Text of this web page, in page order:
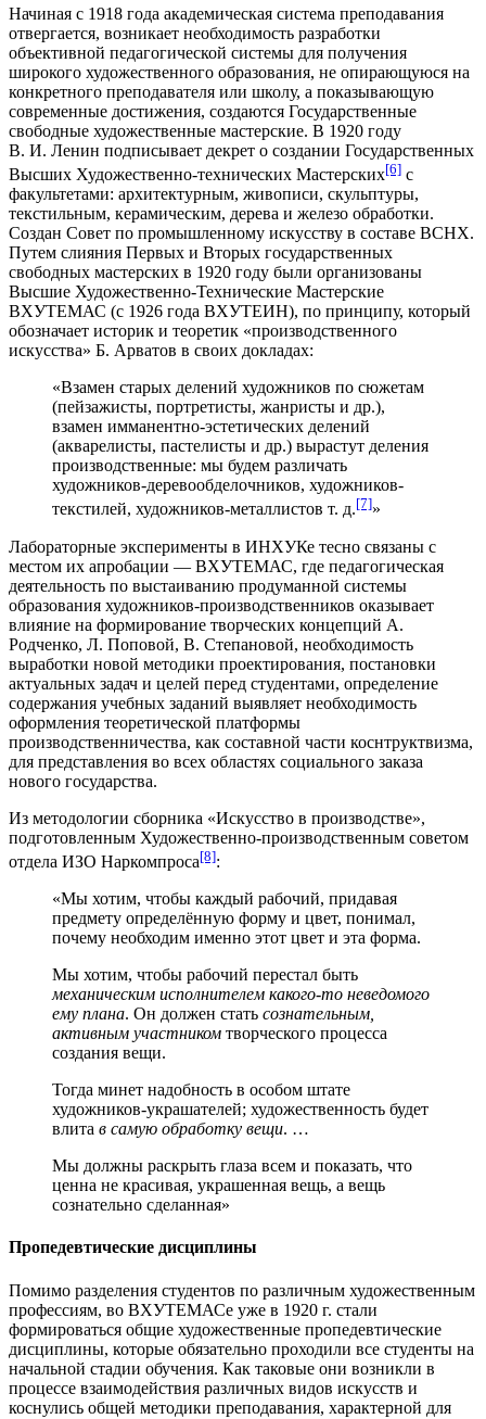
Начиная с 1918 года академическая система преподавания
отвергается, возникает необходимость разработки
объективной педагогической системы для получения
широкого художественного образования, не опирающуюся на
конкретного преподавателя или школу, а показывающую
современные достижения, создаются Государственные
свободные художественные мастерские. В 1920 году
В. И. Ленин подписывает декрет о создании Государственных
Высших Художественно-технических Мастерских[6] с
факультетами: архитектурным, живописи, скульптуры,
текстильным, керамическим, дерева и железо обработки.
Создан Совет по промышленному искусству в составе ВСНХ.
Путем слияния Первых и Вторых государственных
свободных мастерских в 1920 году были организованы
Высшие Художественно-Технические Мастерские
ВХУТЕМАС (с 1926 года ВХУТЕИН), по принципу, который
обозначает историк и теоретик «производственного
искусства» Б. Арватов в своих докладах:
«Взамен старых делений художников по сюжетам
(пейзажисты, портретисты, жанристы и др.),
взамен имманентно-эстетических делений
(акварелисты, пастелисты и др.) вырастут деления
производственные: мы будем различать
художников-деревообделочников, художников-
текстилей, художников-металлистов т. д.[7]»
Лабораторные эксперименты в ИНХУКе тесно связаны с
местом их апробации — ВХУТЕМАС, где педагогическая
деятельность по выстаиванию продуманной системы
образования художников-производственников оказывает
влияние на формирование творческих концепций А.
Родченко, Л. Поповой, В. Степановой, необходимость
выработки новой методики проектирования, постановки
актуальных задач и целей перед студентами, определение
содержания учебных заданий выявляет необходимость
оформления теоретической платформы
производственничества, как составной части коснтруктвизма,
для представления во всех областях социального заказа
нового государства.
Из методологии сборника «Искусство в производстве»,
подготовленным Художественно-производственным советом
отдела ИЗО Наркомпроса[8]:
«Мы хотим, чтобы каждый рабочий, придавая
предмету определённую форму и цвет, понимал,
почему необходим именно этот цвет и эта форма.
Мы хотим, чтобы рабочий перестал быть
механическим исполнителем какого-то неведомого
ему плана. Он должен стать сознательным,
активным участником творческого процесса
создания вещи.
Тогда минет надобность в особом штате
художников-украшателей; художественность будет
влита в самую обработку вещи. …
Мы должны раскрыть глаза всем и показать, что
ценна не красивая, украшенная вещь, а вещь
сознательно сделанная»
Пропедевтические дисциплины
Помимо разделения студентов по различным художественным
профессиям, во ВХУТЕМАСе уже в 1920 г. стали
формироваться общие художественные пропедевтические
дисциплины, которые обязательно проходили все студенты на
начальной стадии обучения. Как таковые они возникли в
процессе взаимодействия различных видов искусств и
коснулись общей методики преподавания, характерной для